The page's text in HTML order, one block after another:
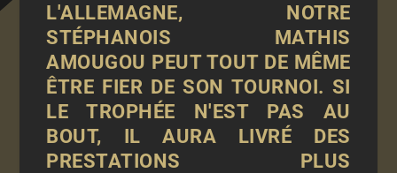
L'ALLEMAGNE, NOTRE
STÉPHANOIS MATHIS
AMOUGOU PEUT TOUT DE MÊME
ÊTRE FIER DE SON TOURNOI. SI
LE TROPHÉE N'EST PAS AU
BOUT, IL AURA LIVRÉ DES
PRESTATIONS PLUS